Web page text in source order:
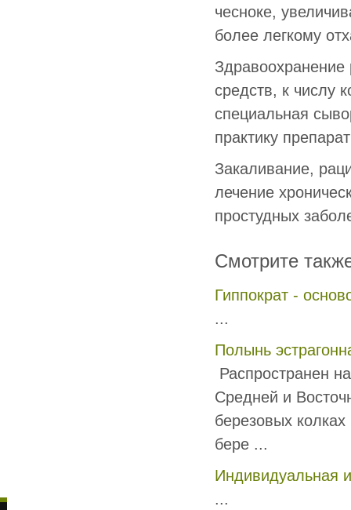
чесноке,
более легкому
Здравоохранение
средств, к числу
специальная
практику
Закаливание,
лечение
простудных
Смотрите
Гиппократ -
...
Полынь
Распространен
Средней и
березовых
бере ...
Индивидуальная
...